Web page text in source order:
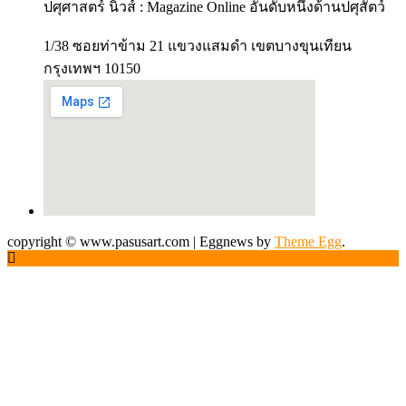
ปศุศาสตร์ นิวส์ : Magazine Online อันดับหนึ่งด้านปศุสัตว์
1/38 ซอยท่าข้าม 21 แขวงแสมดำ เขตบางขุนเทียน
กรุงเทพฯ 10150
copyright © www.pasusart.com | Eggnews by Theme Egg.